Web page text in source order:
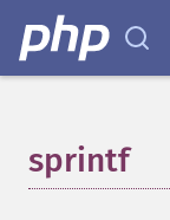
sprintf